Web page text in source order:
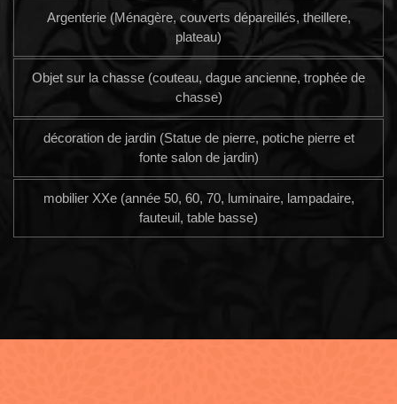
Argenterie (Ménagère, couverts dépareillés, theillere,
plateau)
Objet sur la chasse (couteau, dague ancienne, trophée de
chasse)
décoration de jardin (Statue de pierre, potiche pierre et
fonte salon de jardin)
mobilier XXe (année 50, 60, 70, luminaire, lampadaire,
fauteuil, table basse)